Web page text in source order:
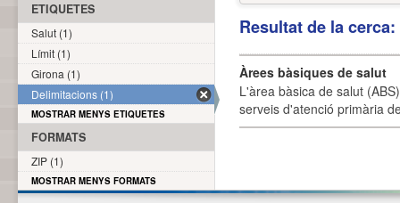
Resultat de la
Àrees bàsiques de salut
L'àrea bàsica de salut
serveis d'atenció primària
ETIQUETES
Salut (1)
Límit (1)
Girona (1)
Delimitacions (1)
MOSTRAR MENYS ETIQUETES
FORMATS
ZIP (1)
MOSTRAR MENYS FORMATS